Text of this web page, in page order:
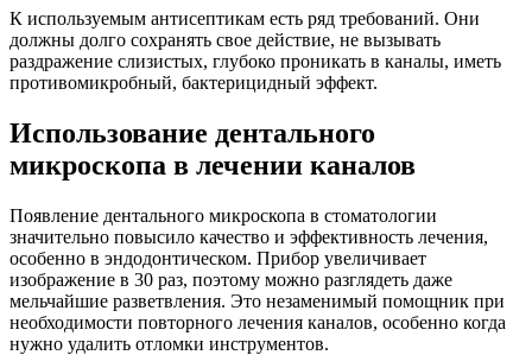
К используемым антисептикам есть ряд требований. Они
должны долго сохранять свое действие, не вызывать
раздражение слизистых, глубоко проникать в каналы, иметь
противомикробный, бактерицидный эффект.
Использование дентального
микроскопа в лечении каналов
Появление дентального микроскопа в стоматологии
значительно повысило качество и эффективность лечения,
особенно в эндодонтическом. Прибор увеличивает
изображение в 30 раз, поэтому можно разглядеть даже
мельчайшие разветвления. Это незаменимый помощник при
необходимости повторного лечения каналов, особенно когда
нужно удалить отломки инструментов.